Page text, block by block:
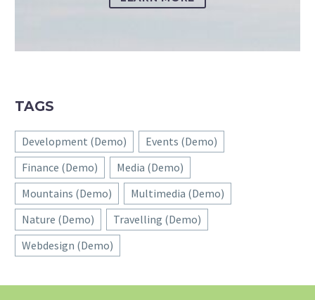
TAGS
Development (Demo)
Events (Demo)
Finance (Demo)
Media (Demo)
Mountains (Demo)
Multimedia (Demo)
Nature (Demo)
Travelling (Demo)
Webdesign (Demo)